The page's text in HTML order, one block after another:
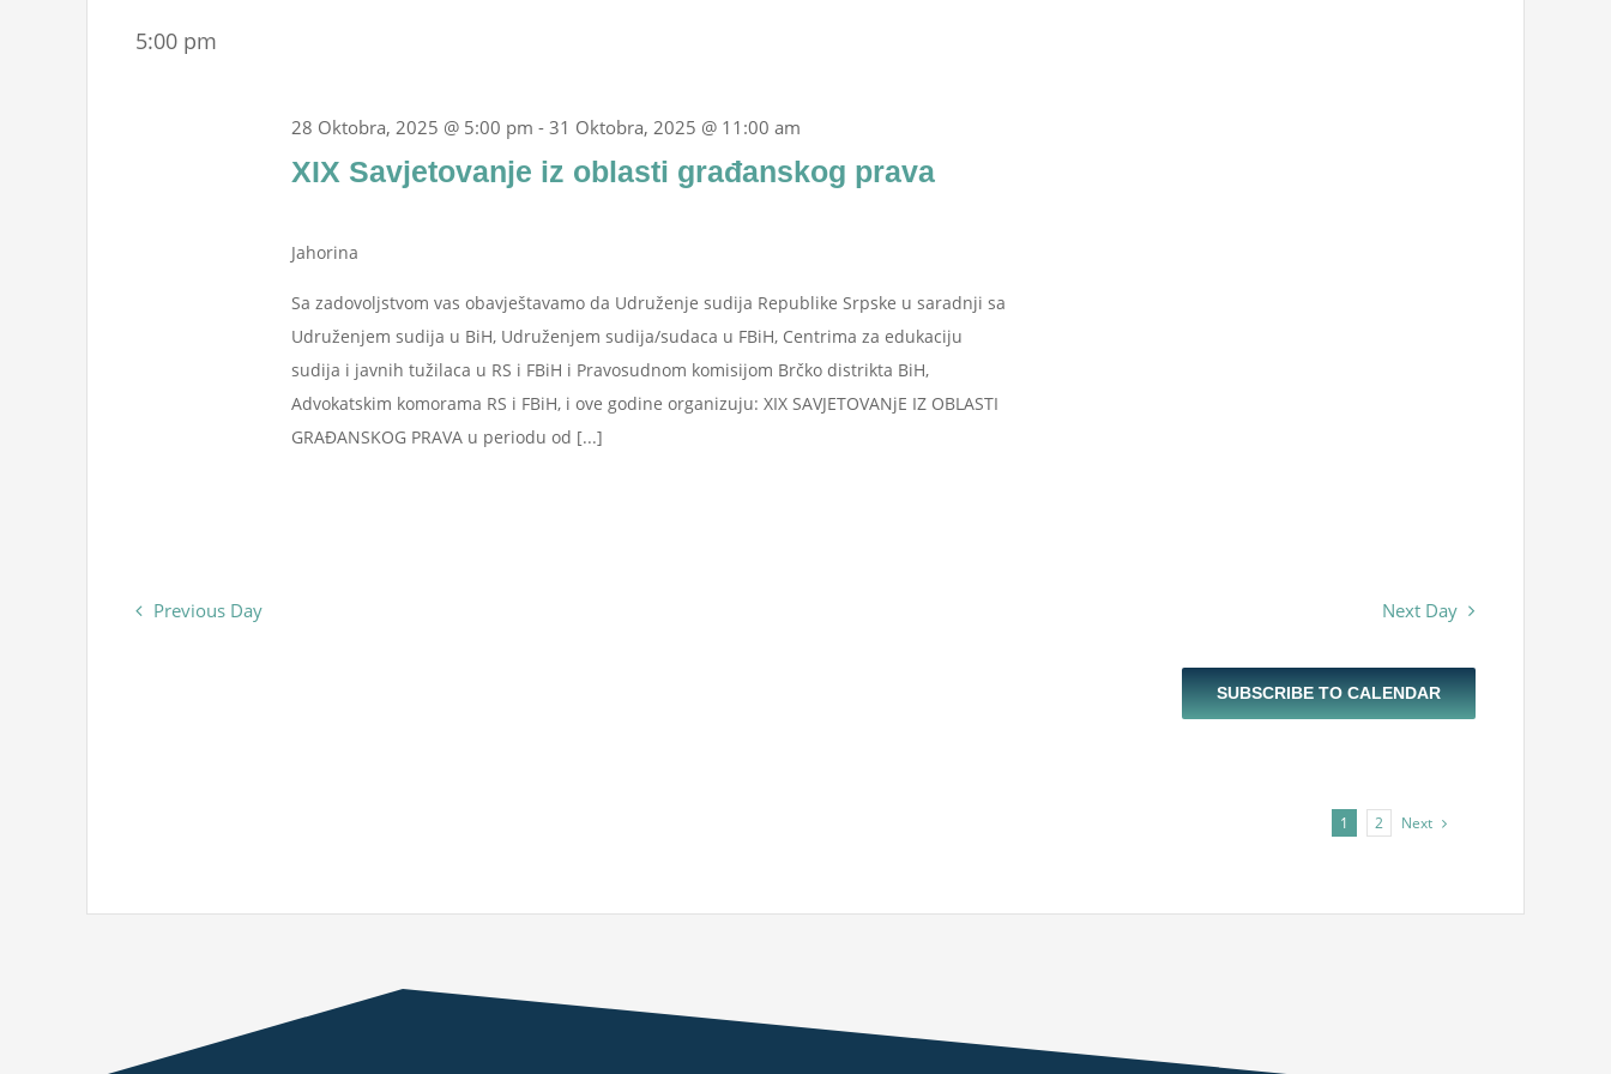
Navigation
by
5:00 pm
XIX Savjetovanje iz oblasti građanskog prava
28 Oktobra, 2025 @ 5:00 pm -31 Oktobra, 2025 @ 11:00 am
Jahorina
Sa zadovoljstvom vas obavještavamo da Udruženje sudija Republike Srpske u saradnji sa
Udruženjem sudija u BiH, Udruženjem sudija/sudaca u FBiH, Centrima za edukaciju
sudija i javnih tužilaca u RS i FBiH i Pravosudnom komisijom Brčko distrikta BiH,
Advokatskim komorama RS i FBiH, i ove godine organizuju: XIX SAVJETOVANjE IZ OBLASTI
GRAĐANSKOG PRAVA u periodu od [...]
Previous Day Next Day
SUBSCRIBE TO CALENDAR
1 2 Next